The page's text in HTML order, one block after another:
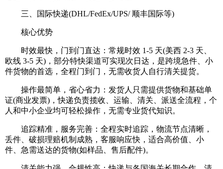
三、国际快递(DHL/FedEx/UPS/ 顺丰国际等)
核心优势
时效最快，门到门直达：常规时效 1-5 天(美西 2-3 天、
欧线 3-5 天)，部分特快渠道可实现次日达，是跨境急件、小
件货物的首选，全程门到门，无需收货人自行清关提货。
操作最简单，省心省力：发货人只需提供货物和基础单
证(商业发票)，快递负责揽收、运输、清关、派送全流程，个
人和中小企业均可轻松操作，无需专业货代知识。
追踪精准，服务完善：全程实时追踪，物流节点清晰，
丢件、破损理赔机制成熟，客服响应快，适合高价值、小
件、急需送达的货物(如样品、售后配件)。